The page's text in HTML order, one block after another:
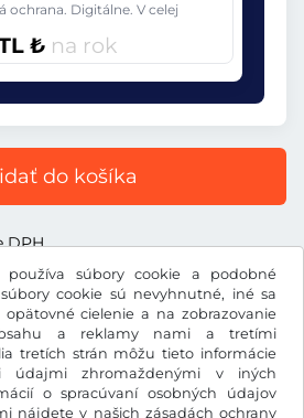
používa súbory cookie a podobné
cookie sú nevyhnutné, iné sa
cielenie a na zobrazovanie
a reklamy nami a tretími
tretích strán môžu tieto informácie
údajmi zhromaždenými v iných
o spracúvaní osobných údajov
nájdete v našich zásadách ochrany
ochrana. Digitálne. V celej
₺ na rok
do košíka
DPH.